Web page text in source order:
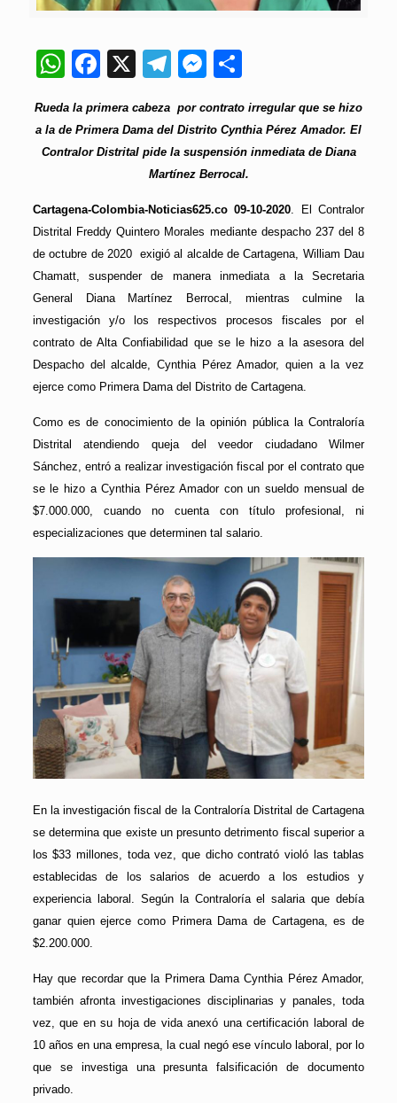
WhatsApp
Facebook
X Telegram
Messenger
Rueda la primera cabeza por contrato irregular que se hizo
a la de Primera Dama del Distrito Cynthia Pérez Amador. El
Contralor Distrital pide la suspensión inmediata de Diana
Martínez Berrocal.
Cartagena-Colombia-Noticias625.co 09-10-2020 . El Contralor
Distrital Freddy Quintero Morales mediante despacho 237 del 8
de octubre de 2020 exigió al alcalde de Cartagena, William Dau
Chamatt, suspender de manera inmediata a la Secretaria
General Diana Martínez Berrocal, mientras culmine la
investigación y/o los respectivos procesos fiscales por el
contrato de Alta Confiabilidad que se le hizo a la asesora del
Despacho del alcalde, Cynthia Pérez Amador, quien a la vez
ejerce como Primera Dama del Distrito de Cartagena.
Como es de conocimiento de la opinión pública la Contraloría
Distrital atendiendo queja del veedor ciudadano Wilmer
Sánchez, entró a realizar investigación fiscal por el contrato que
se le hizo a Cynthia Pérez Amador con un sueldo mensual de
$7.000.000, cuando no cuenta con título profesional, ni
especializaciones que determinen tal salario.
En la investigación fiscal de la Contraloría Distrital de Cartagena
se determina que existe un presunto detrimento fiscal superior a
los $33 millones, toda vez, que dicho contrató violó las tablas
establecidas de los salarios de acuerdo a los estudios y
experiencia laboral. Según la Contraloría el salaria que debía
ganar quien ejerce como Primera Dama de Cartagena, es de
$2.200.000.
Hay que recordar que la Primera Dama Cynthia Pérez Amador,
también afronta investigaciones disciplinarias y panales, toda
vez, que en su hoja de vida anexó una certificación laboral de
10 años en una empresa, la cual negó ese vínculo laboral, por lo
que se investiga una presunta falsificación de documento
privado.